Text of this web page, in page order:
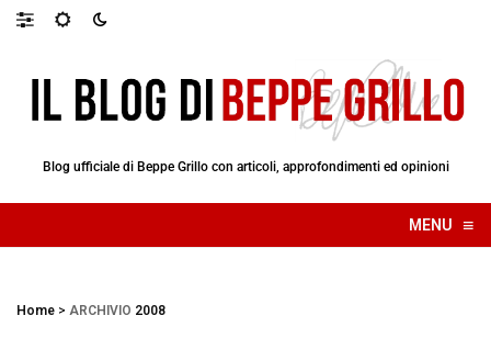
Blog ufficiale di Beppe Grillo con articoli, approfondimenti ed opinioni
MENU ≡
☰
Home > ARCHIVIO 2008